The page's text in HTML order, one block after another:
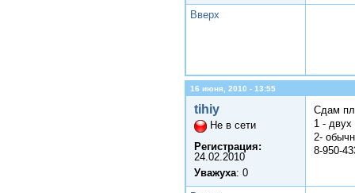
Вверх
16 июня, 2010 - 13:55
tihiy
Не в сети
Регистрация:
24.02.2010
Уважуха: 0
Сдам
1 -
2-
8-950-